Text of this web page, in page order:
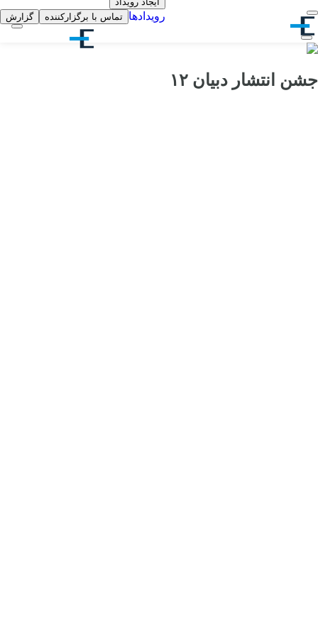
رویدادها تماس با برگزارکننده گزارش
جشن انتشار دبیان ۱۲